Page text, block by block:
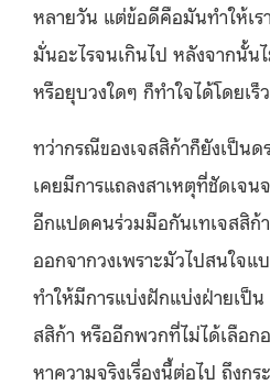
หลายวัน แต่ข้อดีคือมันทำให้เ
มั่นอะไรจนเกินไป หลังจากนั้น
หรือยุบวงใดๆ ก็ทำใจได้โดยเร็ว
ทว่ากรณีของเจสสิก้าก็ยังเป็น
เคยมีการแถลงสาเหตุที่ชัดเจน
อีกแปดคนร่วมมือกันเทเจสสิก้
ออกจากวงเพราะมัวไปสนใจแ
ทำให้มีการแบ่งฝักแบ่งฝ่ายเ
สสิก้า หรืออีกพวกที่ไม่ได้เลือ
หาความจริงเรื่องนี้ต่อไป ถึงก